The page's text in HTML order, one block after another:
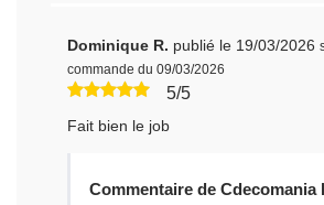
Dominique R. publié le 19/03/2026
commande du 09/03/2026
5/5
Fait bien le job
Commentaire de Cdecomania